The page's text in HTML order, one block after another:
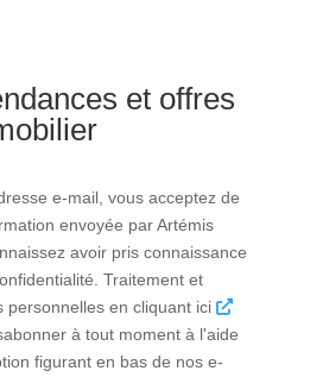
et offres
e-mail, vous acceptez de
envoyée par Artémis
avoir pris connaissance
Traitement et
personnelles en cliquant ici
à tout moment à l'aide
figurant en bas de nos e-